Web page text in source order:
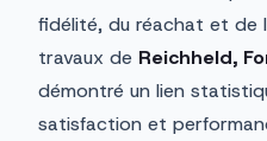
fidélité, du réachat et de
travaux de Reichheld,
démontré un lien
satisfaction et